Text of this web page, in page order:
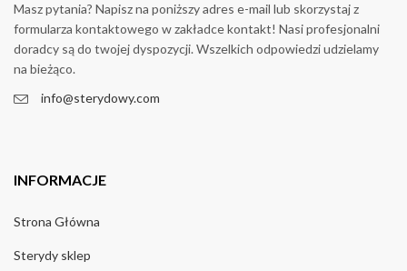
Masz pytania? Napisz na poniższy adres e-mail lub skorzystaj z
formularza kontaktowego w zakładce kontakt! Nasi profesjonalni
doradcy są do twojej dyspozycji. Wszelkich odpowiedzi udzielamy
na bieżąco.
info@sterydowy.com
INFORMACJE
Strona Główna
Sterydy sklep